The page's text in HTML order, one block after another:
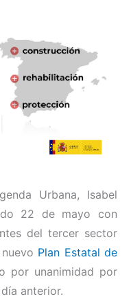
Urbana, Isabel
22 de mayo con
del tercer sector
Plan Estatal de
por unanimidad por
anterior.